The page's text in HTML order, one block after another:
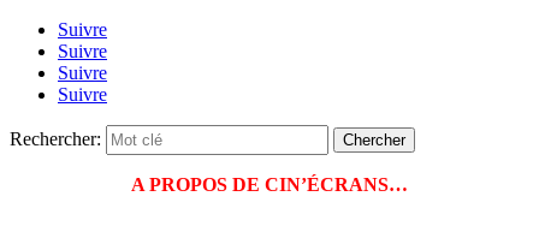
Suivre
Suivre
Suivre
Suivre
Rechercher:
A PROPOS DE CIN’ÉCRANS…